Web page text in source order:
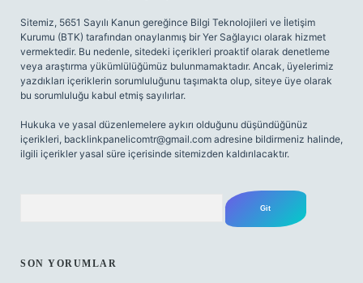
Sitemiz, 5651 Sayılı Kanun gereğince Bilgi Teknolojileri ve İletişim
Kurumu (BTK) tarafından onaylanmış bir Yer Sağlayıcı olarak hizmet
vermektedir. Bu nedenle, sitedeki içerikleri proaktif olarak denetleme
veya araştırma yükümlülüğümüz bulunmamaktadır. Ancak, üyelerimiz
yazdıkları içeriklerin sorumluluğunu taşımakta olup, siteye üye olarak
bu sorumluluğu kabul etmiş sayılırlar.
Hukuka ve yasal düzenlemelere aykırı olduğunu düşündüğünüz
içerikleri, backlinkpanelicomtr@gmail.com adresine bildirmeniz halinde,
ilgili içerikler yasal süre içerisinde sitemizden kaldırılacaktır.
SON YORUMLAR